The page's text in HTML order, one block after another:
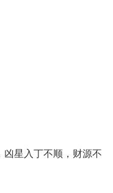
星入丁不顺，财源不